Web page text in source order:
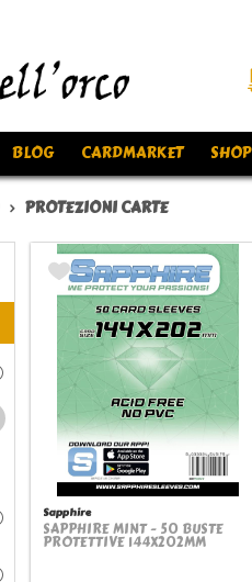
BLOG CARDMARKET SHOP
PROTEZIONI CARTE
Quickview
Sapphire
SAPPHIRE MINT - 50 BUSTE
PROTETTIVE 144X202MM